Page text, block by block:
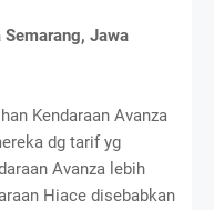
Jawa
Kendaraan Avanza
dg tarif yg
Avanza lebih
Hiace disebabkan